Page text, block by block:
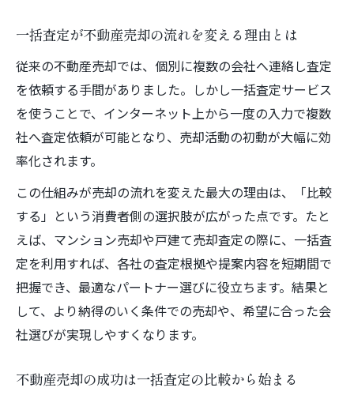
とは
不動産売却で戸建て査定を成功させるコツ
一括査定サービスで戸建て売却の相場を把
握
戸建て売却査定におけるサイト比較の重要
性
不動産売却を成功へ導く情報収集術
不動産売却で役立つ一括査定の情報収集方
法
不動産売却前に知っておきたい査定サイト
活用法
一括査定サービスの口コミや評判の見極め
方
一括査定が不動産売却の流れを変える理由とは
従来の不動産売却では、個別に複数の会社へ連絡し査定
を依頼する手間がありました。しかし一括査定サービス
を使うことで、インターネット上から一度の入力で複数
社へ査定依頼が可能となり、売却活動の初動が大幅に効
率化されます。
この仕組みが売却の流れを変えた最大の理由は、「比較
する」という消費者側の選択肢が広がった点です。たと
えば、マンション売却や戸建て売却査定の際に、一括査
定を利用すれば、各社の査定根拠や提案内容を短期間で
把握でき、最適なパートナー選びに役立ちます。結果と
して、より納得のいく条件での売却や、希望に合った会
社選びが実現しやすくなります。
不動産売却の成功は一括査定の比較から始まる